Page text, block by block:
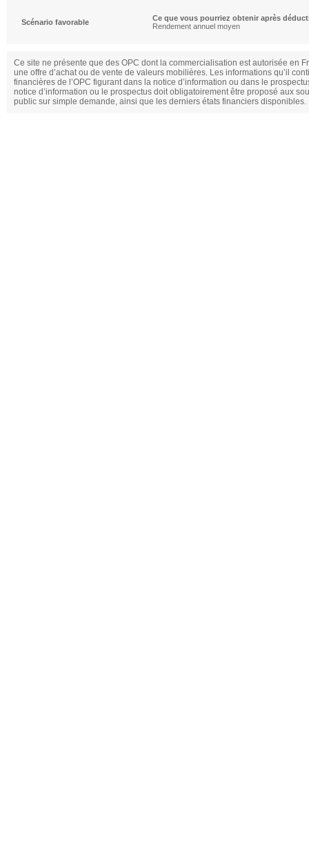
Scénario favorable
Ce que vous pourriez obtenir après
Rendement annuel moyen
Ce site ne présente que des OPC dont la commercialisation est autorisée en
une offre d’achat ou de vente de valeurs mobilières. Les informations qu’il
financières de l’OPC figurant dans la notice d’information ou dans le
notice d’information ou le prospectus doit obligatoirement être proposé aux
public sur simple demande, ainsi que les derniers états financiers disponibles.